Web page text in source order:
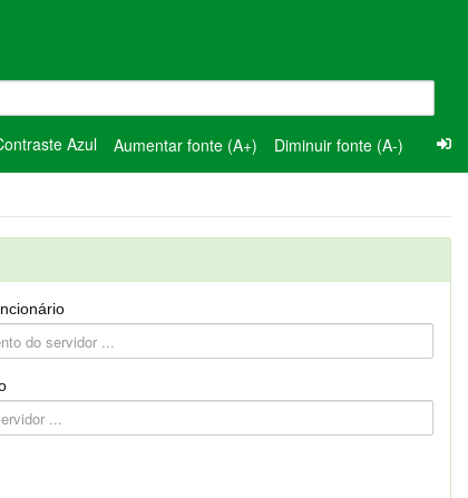
Azul Aumentar fonte (A+) Diminuir fonte (A-)